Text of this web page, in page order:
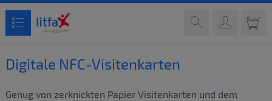
Digitale NFC-Visitenkarten
Genug von zerknickten Papier Visitenkarten und dem